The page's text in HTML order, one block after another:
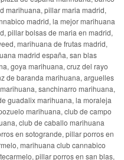
marihuana, pillar maria madrid,
madrid, la mejor marihuana
pillar bolsas de maria en madrid,
marihuana de frutas madrid,
madrid españa, san blas
goya marihuana, cruz del rayo
de baranda marihuana, arguelles
sanchinarro marihuana,
guadalix marihuana, la moraleja
marihuana, club de campo
club de caballo marihuana
en sotogrande, pillar porros en
marihuana club cannabico
pillar porros en san blas,